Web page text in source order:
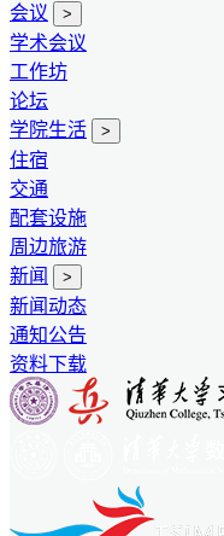
会议
>
学术会议
工作坊
论坛
学院生活
>
住宿
交通
配套设施
周边旅游
新闻
>
新闻动态
通知公告
资料下载